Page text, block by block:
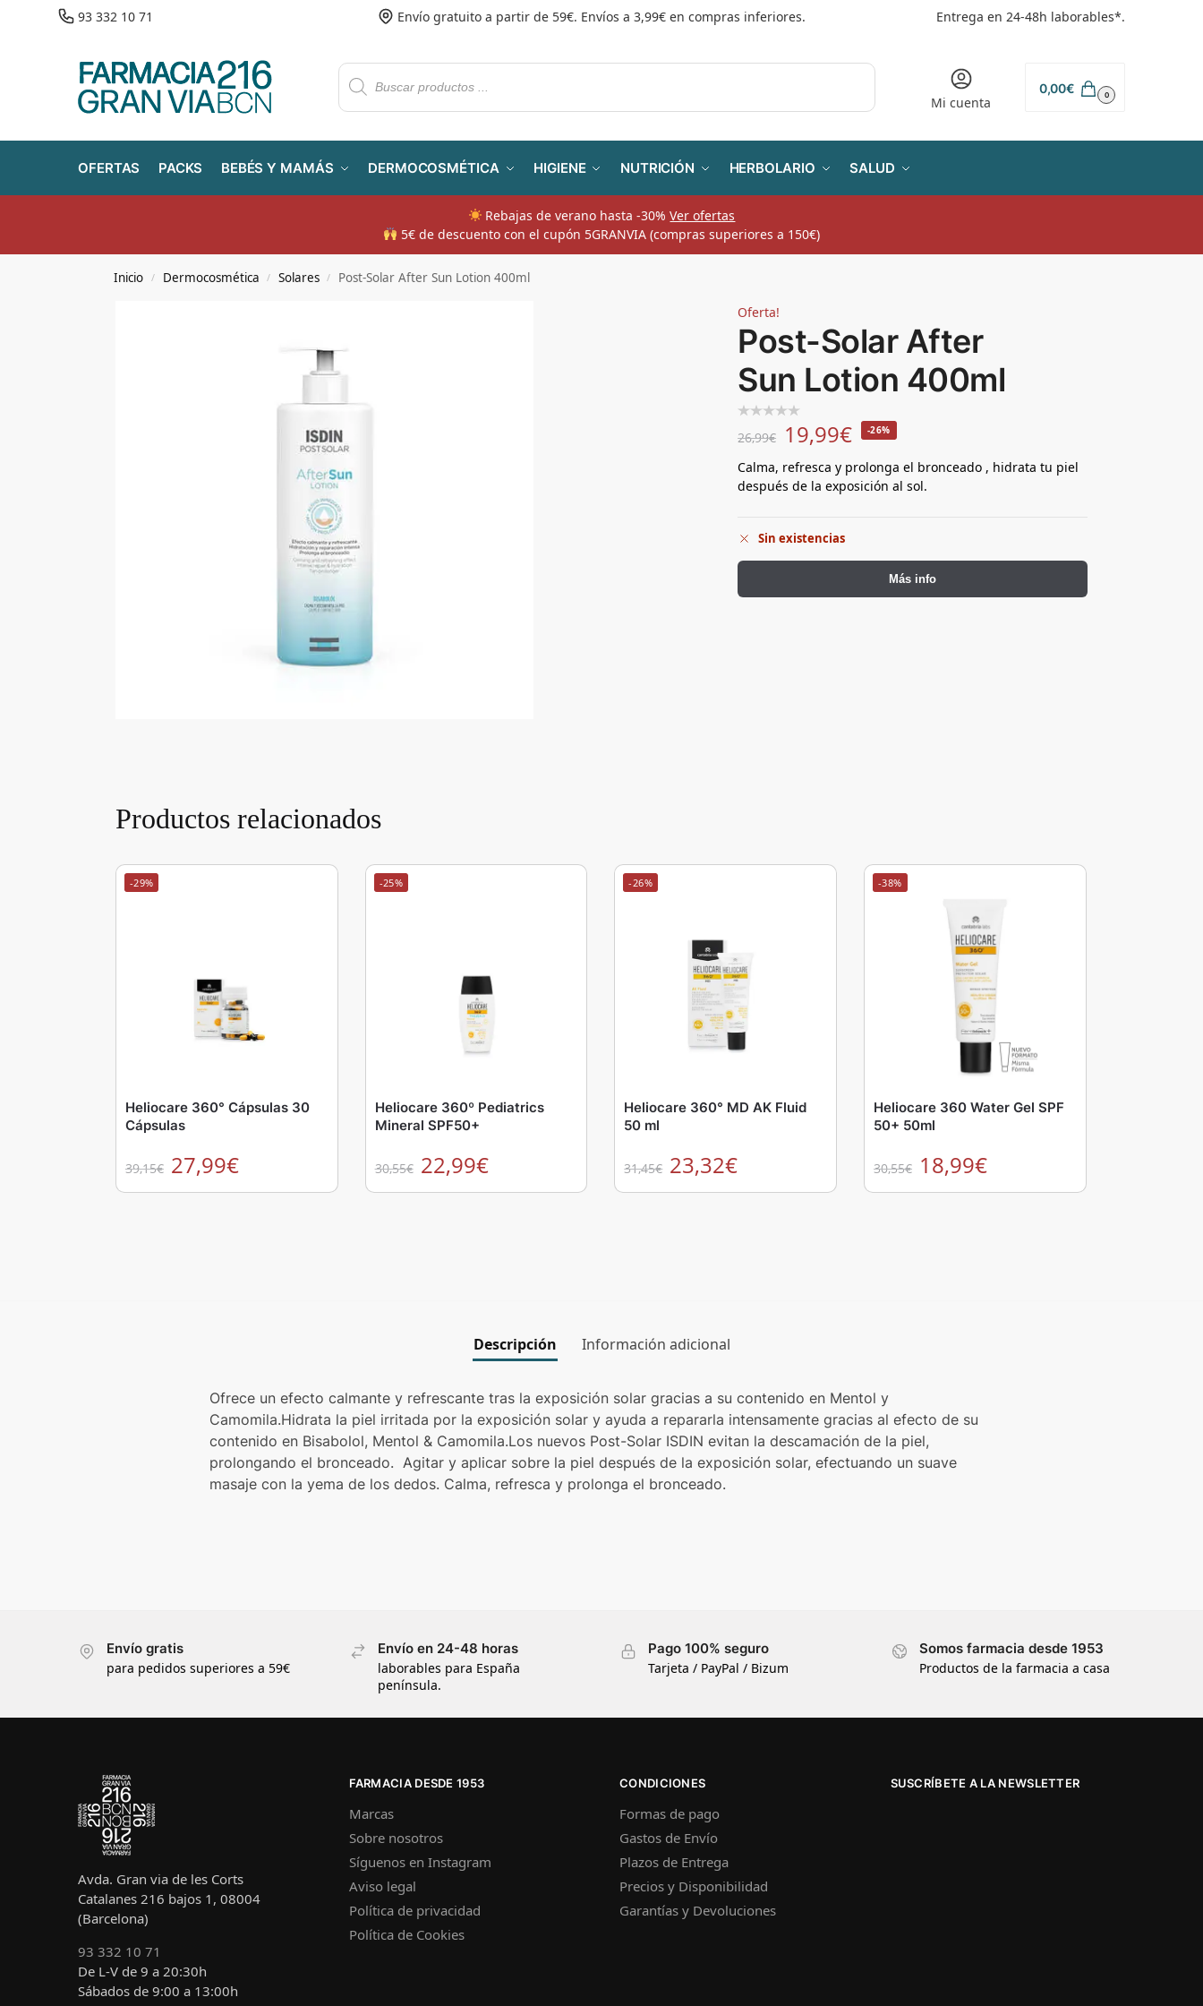
93 332 10 71 Envío gratuito a partir de 59€. Envíos a 3,99€ en compras inferiores. Entrega en 24-48h laborables*.
Mi cuenta
0,00€ 0
OFERTAS PACKS BEBÉS Y MAMÁS DERMOCOSMÉTICA HIGIENE NUTRICIÓN HERBOLARIO SALUD
Rebajas de verano hasta -30%Ver ofertas
​ 5€ de descuento con el cupón 5GRANVIA (compras superiores a 150€)
Inicio / Dermocosmética / Solares / Post-Solar After Sun Lotion 400ml
Oferta!
Post-Solar After
Sun Lotion 400ml
26,99€ 19,99€ -26%
Calma, refresca y prolonga el bronceado , hidrata tu piel
después de la exposición al sol.
Sin existencias
Más info
Productos relacionados
-29%
Heliocare 360° Cápsulas 30
Cápsulas
39,15€ 27,99€
-25%
Heliocare 360º Pediatrics
Mineral SPF50+
30,55€ 22,99€
-26%
Heliocare 360° MD AK Fluid
50 ml
31,45€ 23,32€
-38%
Heliocare 360 Water Gel SPF
50+ 50ml
30,55€ 18,99€
Descripción Información adicional
Ofrece un efecto calmante y refrescante tras la exposición solar gracias a su contenido en Mentol y
Camomila.Hidrata la piel irritada por la exposición solar y ayuda a repararla intensamente gracias al efecto de su
contenido en Bisabolol, Mentol & Camomila.Los nuevos Post-Solar ISDIN evitan la descamación de la piel,
prolongando el bronceado. Agitar y aplicar sobre la piel después de la exposición solar, efectuando un suave
masaje con la yema de los dedos. Calma, refresca y prolonga el bronceado.
Envío gratis
para pedidos superiores a 59€
Envío en 24-48 horas
laborables para España
península.
Pago 100% seguro
Tarjeta / PayPal / Bizum
Somos farmacia desde 1953
Productos de la farmacia a casa
Avda. Gran via de les Corts
Catalanes 216 bajos 1, 08004
(Barcelona)
93 332 10 71
De L-V de 9 a 20:30h
Sábados de 9:00 a 13:00h
FARMACIA DESDE 1953
Marcas
Sobre nosotros
Síguenos en Instagram
Aviso legal
Política de privacidad
Política de Cookies
CONDICIONES
Formas de pago
Gastos de Envío
Plazos de Entrega
Precios y Disponibilidad
Garantías y Devoluciones
SUSCRÍBETE A LA NEWSLETTER